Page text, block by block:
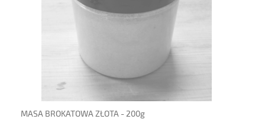
MASA BROKATOWA ZŁOTA - 200g
powiadom o dostępności